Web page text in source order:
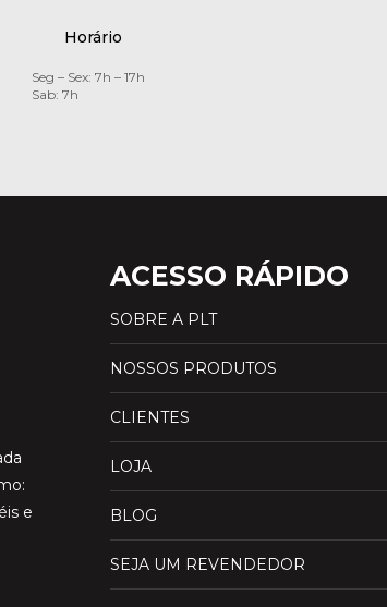
Horário
Seg – Sex: 7h – 17h
Sab: 7h
e
ACESSO RÁPIDO
SOBRE A PLT
NOSSOS PRODUTOS
CLIENTES
LOJA
BLOG
SEJA UM REVENDEDOR